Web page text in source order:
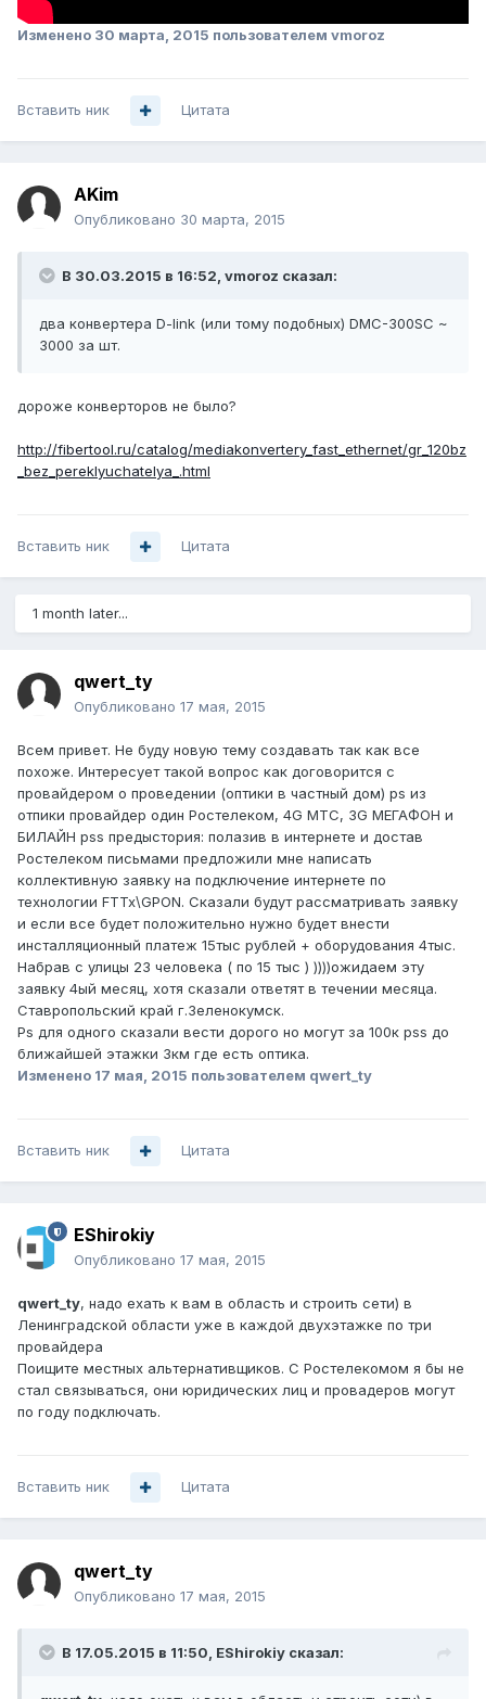
Изменено 30 марта, 2015 пользователем vmoroz
Вставить ник Цитата
AKim
Опубликовано 30 марта, 2015
В 30.03.2015 в 16:52, vmoroz сказал:
два конвертера D-link (или тому подобных) DMC-300SC ~
3000 за шт.
дороже конверторов не было?
http://fibertool.ru/catalog/mediakonvertery_fast_ethernet/gr_120bz
_bez_pereklyuchatelya_.html
Вставить ник Цитата
1 month later...
qwert_ty
Опубликовано 17 мая, 2015
Всем привет. Не буду новую тему создавать так как все
похоже. Интересует такой вопрос как договорится с
провайдером о проведении (оптики в частный дом) ps из
отпики провайдер один Ростелеком, 4G МТС, 3G МЕГАФОН и
БИЛАЙН pss предыстория: полазив в интернете и достав
Ростелеком письмами предложили мне написать
коллективную заявку на подключение интернете по
технологии FTTx\GPON. Сказали будут рассматривать заявку
и если все будет положительно нужно будет внести
инсталляционный платеж 15тыс рублей + оборудования 4тыс.
Набрав с улицы 23 человека ( по 15 тыс ) ))))ожидаем эту
заявку 4ый месяц, хотя сказали ответят в течении месяца.
Ставропольский край г.Зеленокумск.
Ps для одного сказали вести дорого но могут за 100к pss до
ближайшей этажки 3км где есть оптика.
Изменено 17 мая, 2015 пользователем qwert_ty
Вставить ник Цитата
EShirokiy
Опубликовано 17 мая, 2015
qwert_ty, надо ехать к вам в область и строить сети) в
Ленинградской области уже в каждой двухэтажке по три
провайдера
Поищите местных альтернативщиков. С Ростелекомом я бы не
стал связываться, они юридических лиц и провадеров могут
по году подключать.
Вставить ник Цитата
qwert_ty
Опубликовано 17 мая, 2015
В 17.05.2015 в 11:50, EShirokiy сказал: